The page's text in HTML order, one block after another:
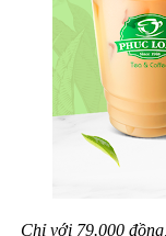
Chỉ với 79.000